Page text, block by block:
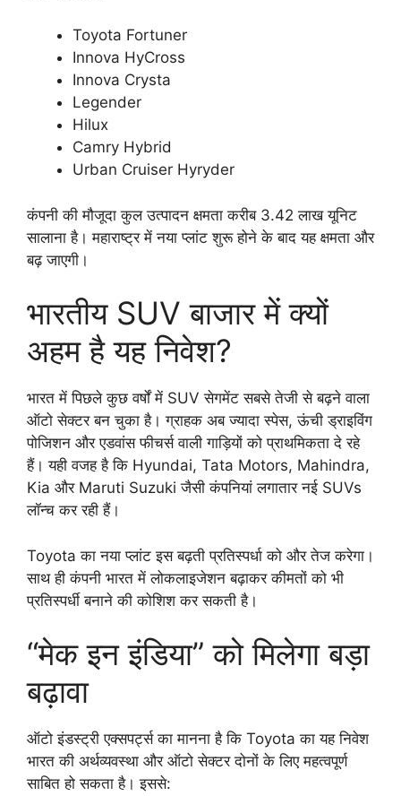
Toyota Fortuner
Innova HyCross
Innova Crysta
Legender
Hilux
Camry Hybrid
Urban Cruiser Hyryder
कंपनी की मौजूदा कुल उत्पादन क्षमता करीब 3.42 लाख यूनिट
सालाना है। महाराष्ट्र में नया प्लांट शुरू होने के बाद यह क्षमता और
बढ़ जाएगी।
भारतीय SUV बाजार में क्यों
अहम है यह निवेश?
भारत में पिछले कुछ वर्षों में SUV सेगमेंट सबसे तेजी से बढ़ने वाला
ऑटो सेक्टर बन चुका है। ग्राहक अब ज्यादा स्पेस, ऊंची ड्राइविंग
पोजिशन और एडवांस फीचर्स वाली गाड़ियों को प्राथमिकता दे रहे
हैं। यही वजह है कि Hyundai, Tata Motors, Mahindra,
Kia और Maruti Suzuki जैसी कंपनियां लगातार नई SUVs
लॉन्च कर रही हैं।
Toyota का नया प्लांट इस बढ़ती प्रतिस्पर्धा को और तेज करेगा।
साथ ही कंपनी भारत में लोकलाइजेशन बढ़ाकर कीमतों को भी
प्रतिस्पर्धी बनाने की कोशिश कर सकती है।
“मेक इन इंडिया” को मिलेगा बड़ा
बढ़ावा
ऑटो इंडस्ट्री एक्सपर्ट्स का मानना है कि Toyota का यह निवेश
भारत की अर्थव्यवस्था और ऑटो सेक्टर दोनों के लिए महत्वपूर्ण
साबित हो सकता है। इससे: